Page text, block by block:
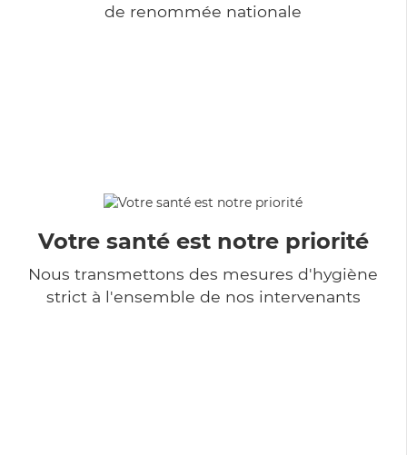
de renommée nationale
Votre santé est notre priorité
Nous transmettons des mesures d'hygiène
strict à l'ensemble de nos intervenants